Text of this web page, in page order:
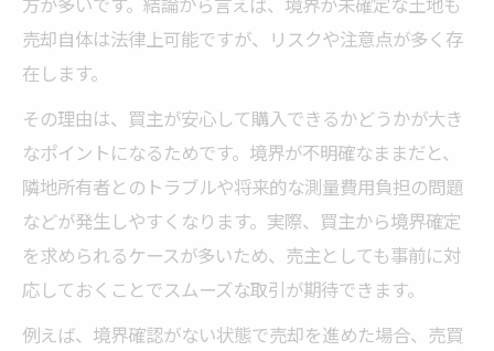
売却自体は法律上可能ですが、リスクや注意点が多く存
在します。
その理由は、買主が安心して購入できるかどうかが大き
なポイントになるためです。境界が不明確なままだと、
隣地所有者とのトラブルや将来的な測量費用負担の問題
などが発生しやすくなります。実際、買主から境界確定
を求められるケースが多いため、売主としても事前に対
応しておくことでスムーズな取引が期待できます。
例えば、境界確認がない状態で売却を進めた場合、売買